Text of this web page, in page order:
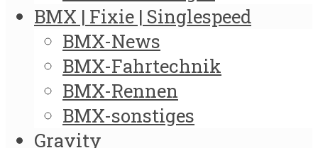
BMX | Fixie | Singlespeed
BMX-News
BMX-Fahrtechnik
BMX-Rennen
BMX-sonstiges
Gravity